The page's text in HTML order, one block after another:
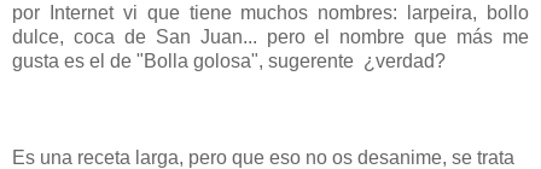
por Internet vi que tiene muchos nombres: larpeira, bollo
dulce, coca de San Juan... pero el nombre que más me
gusta es el de "Bolla golosa", sugerente ¿verdad?
Es una receta larga, pero que eso no os desanime, se trata